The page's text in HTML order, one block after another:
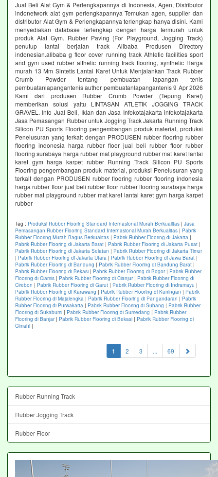
Jual Beli Alat Gym & Perlengkapannya di Indonesia, Agen, Distributor
indonetwork alat gym perlengkapannya Temukan agen, supplier dan
distributor Alat Gym & Perlengkapannya terlengkap hanya disini. Kami
menyediakan database terlengkap dengan harga termurah untuk
produk Alat Gym. Rubber Paving (For Playground, Jogging Track)
penutup lantai berjalan track Alibaba Produsen Directory
indonesian.alibaba g floor cover running track Athletic facilities sport
and gym used rubber althetic running track flooring, synthetic Harga
murah 13 Mm Sintetis Lantai Karet Untuk Menjalankan Track Rubber
Crumb Powder tentang pembuatan lapangan tenis
pembuatanlapangantenis author pembuatanlapangantenis 9 Apr 2026
Kami dari produsen Rubber Crumb Powder (Tepung Karet)
memberikan solusi yaitu LINTASAN ATLETIK JOGGING TRACK
GRAVEL. Info Jual Beli, Iklan dan Jasa Infokotajakarta infokotajakarta
Jasa Pemasangan Rubber untuk Jogging Track Jakarta Running Track
Silicon PU Sports Flooring pengembangan produk material, produksi
Penelusuran yang terkait dengan PRODUSEN rubber flooring rubber
flooring indonesia harga rubber floor jual beli rubber floor rubber
flooring surabaya harga rubber mat playground rubber mat karet lantai
karet gym harga karpet rubber Running Track Silicon PU Sports
Flooring pengembangan produk material, produksi Penelusuran yang
terkait dengan PRODUSEN rubber flooring rubber flooring indonesia
harga rubber floor jual beli rubber floor rubber flooring surabaya harga
rubber mat playground rubber mat karet lantai karet gym harga karpet
rubber
Tag : Produksi Rubber Flooring Standard Internasional Murah Berkualitas | Jasa
Pemasangan Rubber Flooring Standard Internasional Murah Berkualitas | Pabrik
Rubber Flooring Murah Bagus Berkualitas | Pabrik Rubber Flooring di Jakarta |
Pabrik Rubber Flooring di Jakarta Barat | Pabrik Rubber Flooring di Jakarta Pusat |
Pabrik Rubber Flooring di Jakarta Selatan | Pabrik Rubber Flooring di Jakarta Timur
| Pabrik Rubber Flooring di Jakarta Utara | Pabrik Rubber Flooring di Jawa Barat |
Pabrik Rubber Flooring di Bandung | Pabrik Rubber Flooring di Bandung Barat |
Pabrik Rubber Flooring di Bekasi | Pabrik Rubber Flooring di Bogor| Pabrik Rubber
Flooring di Ciamis | Pabrik Rubber Flooring di Cianjur| Pabrik Rubber Flooring di
Cirebon | Pabrik Rubber Flooring di Garut | Pabrik Rubber Flooring di Indramayu |
Pabrik Rubber Flooring di Karawang | Pabrik Rubber Flooring di Kuningan | Pabrik
Rubber Flooring di Majalengka | Pabrik Rubber Flooring di Pangandaran | Pabrik
Rubber Flooring di Purwakarta | Pabrik Rubber Flooring di Subang | Pabrik Rubber
Flooring di Sukabumi | Pabrik Rubber Flooring di Sumedang | Pabrik Rubber
Flooring di Banjar| Pabrik Rubber Flooring di Bekasi | Pabrik Rubber Flooring di
Cimahi |
1 (current)
2 3 ... 69
Rubber Running Track
Rubber Jogging Track
Rubber Floor